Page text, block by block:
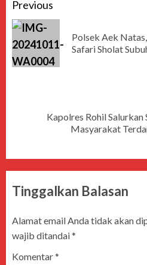
Previous
Polsek Aek
Safari Sholat
Kapolres Rohil Salurkan
Masyarakat
Tinggalkan Balasan
Alamat email Anda tidak akan
wajib ditandai*
Komentar*